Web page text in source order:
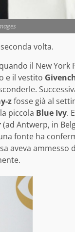
volta.
il New
e il vestito
zfosse già al
piccola Blue Ivy.
(ad Antwerp, in
fonte ha
aveva ammesso